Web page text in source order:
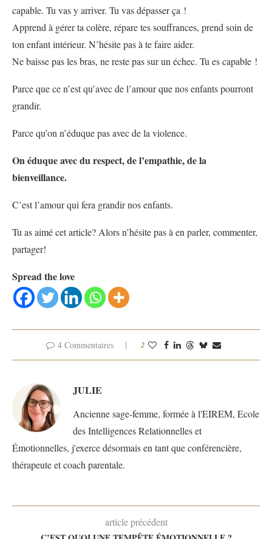
capable. Tu vas y arriver. Tu vas dépasser ça !
Apprend à gérer ta colère, répare tes souffrances, prend soin de
ton enfant intérieur. N’hésite pas à te faire aider.
Ne baisse pas les bras, ne reste pas sur un échec. Tu es capable !
Parce que ce n’est qu’avec de l’amour que nos enfants pourront
grandir.
Parce qu’on n’éduque pas avec de la violence.
On éduque avec du respect, de l’empathie, de la
bienveillance.
C’est l’amour qui fera grandir nos enfants.
Tu as aimé cet article? Alors n’hésite pas à en parler, commenter,
partager!
Spread the love
4 Commentaires 2
JULIE
Ancienne sage-femme, formée à l'EIREM, Ecole
des Intelligences Relationnelles et
Émotionnelles, j'exerce désormais en tant que conférencière,
thérapeute et coach parentale.
article précédent